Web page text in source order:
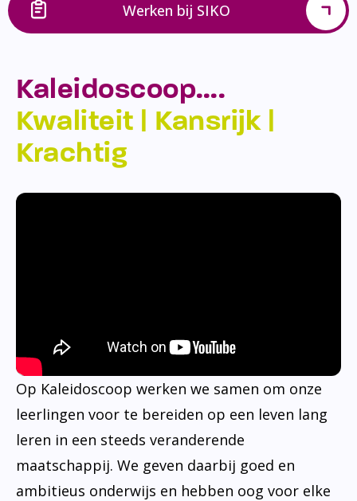
Werken bij SIKO
Kaleidoscoop….
Kwaliteit | Kansrijk |
Krachtig
Op Kaleidoscoop werken we samen om onze
leerlingen voor te bereiden op een leven lang
leren in een steeds veranderende
maatschappij. We geven daarbij goed en
ambitieus onderwijs en hebben oog voor elke